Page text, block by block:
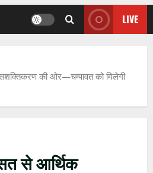
LIVE
की ओर—चम्पावत को मिलेगी
से आर्थिक